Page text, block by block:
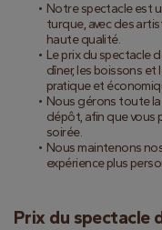
Notre spectacle est
turque, avec des
haute qualité.
Le prix du spectacle
dîner, les boissons
pratique et
Nous gérons toute
dépôt, afin que vous
soirée.
Nous maintenons
expérience plus
Prix du spectacle